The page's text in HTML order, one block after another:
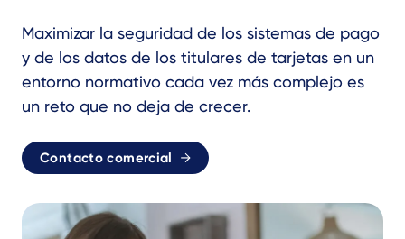
Maximizar la seguridad de los sistemas de pago
y de los datos de los titulares de tarjetas en un
entorno normativo cada vez más complejo es
un reto que no deja de crecer.
Contacto comercial